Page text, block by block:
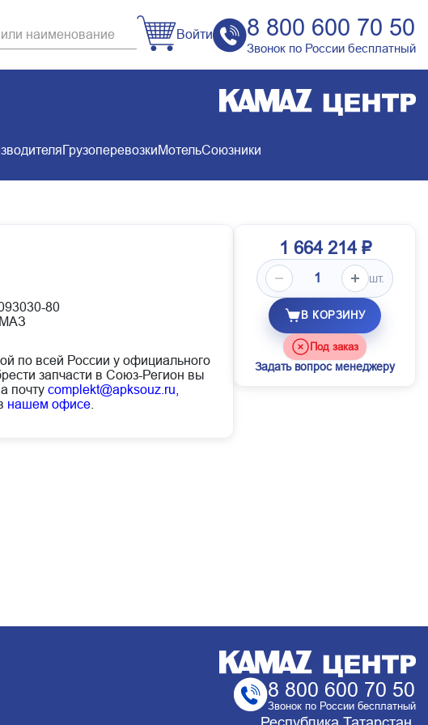
Войти 8 800 600 70 50
Звонок по России бесплатный
ГрузоперевозкиМотельСоюзники
80
по всей России у официального
запчасти в Союз-Регион вы
почту complekt@apksouz.ru,
нашем офисе
1 664 214 ₽
шт.
В КОРЗИНУ
Под заказ
Задать вопрос менеджеру
8 800 600 70 50
Звонок по России бесплатный